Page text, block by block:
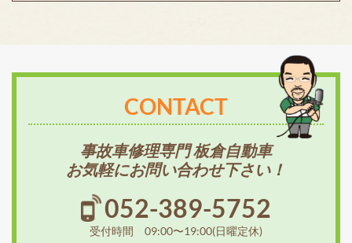
CONTACT
事故車修理専門 板倉自動車
お気軽にお問い合わせ下さい！
052-389-5752
受付時間 09:00〜19:00(日曜定休)